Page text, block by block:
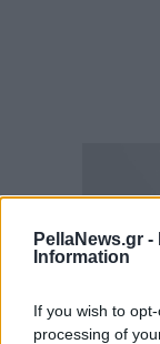
PellaNews.gr -
Information
If you wish to
processing of